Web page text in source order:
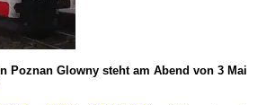
Poznan Glowny steht am Abend von 3 Mai